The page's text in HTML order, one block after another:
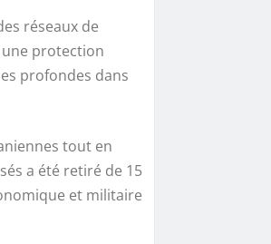
réseaux de
protection
profondes dans
tout en
a été retiré de 15
et militaire